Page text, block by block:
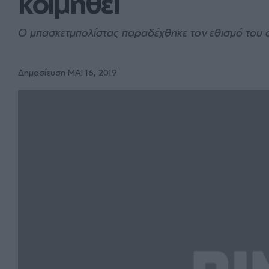
Ο μπασκετμπολίστας παραδέχθηκε τον εθισμό του
Δημοσίευση ΜΑΙ 16, 2019